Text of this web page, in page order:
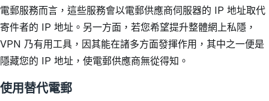
電郵服務而言，這些服務會以電郵供應商伺服器的 IP 地址取代
寄件者的 IP 地址。另一方面，若您希望提升整體網上私隱，
VPN 乃有用工具，因其能在諸多方面發揮作用，其中之一便是
隱藏您的 IP 地址，使電郵供應商無從得知。
使用替代電郵